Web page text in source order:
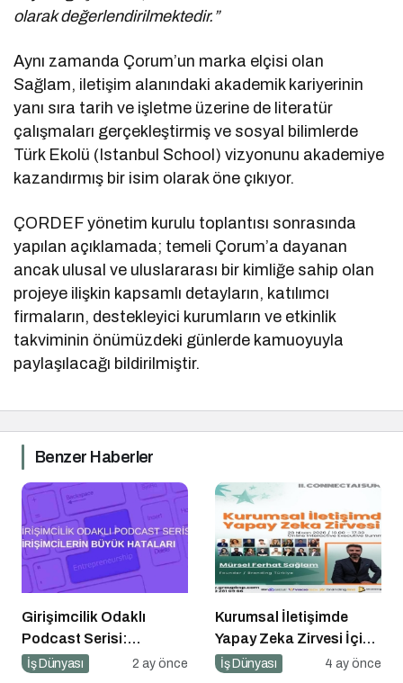
olarak değerlendirilmektedir.”
Aynı zamanda Çorum’un marka elçisi olan
Sağlam, iletişim alanındaki akademik kariyerinin
yanı sıra tarih ve işletme üzerine de literatür
çalışmaları gerçekleştirmiş ve sosyal bilimlerde
Türk Ekolü (Istanbul School) vizyonunu akademiye
kazandırmış bir isim olarak öne çıkıyor.
ÇORDEF yönetim kurulu toplantısı sonrasında
yapılan açıklamada; temeli Çorum’a dayanan
ancak ulusal ve uluslararası bir kimliğe sahip olan
projeye ilişkin kapsamlı detayların, katılımcı
firmaların, destekleyici kurumların ve etkinlik
takviminin önümüzdeki günlerde kamuoyuyla
paylaşılacağı bildirilmiştir.
Benzer Haberler
Girişimcilik Odaklı
Podcast Serisi:
Girişimcilerin Büyük
İş Dünyası 2 ay önce
Kurumsal İletişimde
Yapay Zeka Zirvesi İçin
Geri Sayım!
İş Dünyası 4 ay önce